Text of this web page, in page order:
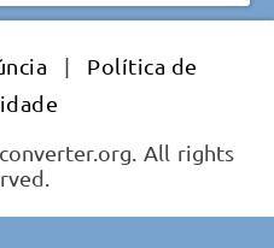
|
Política de
All rights